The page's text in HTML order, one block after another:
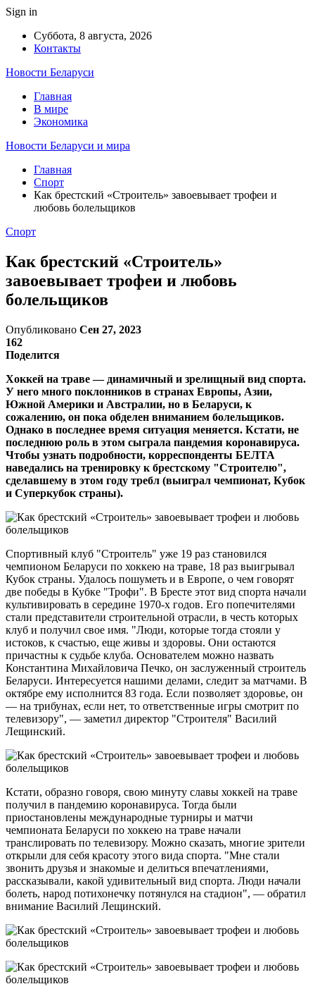
Sign in
Суббота, 8 августа, 2026
Контакты
Новости Беларуси
Главная
В мире
Экономика
Новости Беларуси и мира
Главная
Спорт
Как брестский «Строитель» завоевывает трофеи и
любовь болельщиков
Спорт
Как брестский «Строитель»
завоевывает трофеи и любовь
болельщиков
Опубликовано Сен 27, 2023
162
Поделится
Хоккей на траве — динамичный и зрелищный вид спорта.
У него много поклонников в странах Европы, Азии,
Южной Америки и Австралии, но в Беларуси, к
сожалению, он пока обделен вниманием болельщиков.
Однако в последнее время ситуация меняется. Кстати, не
последнюю роль в этом сыграла пандемия коронавируса.
Чтобы узнать подробности, корреспонденты БЕЛТА
наведались на тренировку к брестскому "Строителю",
сделавшему в этом году требл (выиграл чемпионат, Кубок
и Суперкубок страны).
Спортивный клуб "Строитель" уже 19 раз становился
чемпионом Беларуси по хоккею на траве, 18 раз выигрывал
Кубок страны. Удалось пошуметь и в Европе, о чем говорят
две победы в Кубке "Трофи". В Бресте этот вид спорта начали
культивировать в середине 1970-х годов. Его попечителями
стали представители строительной отрасли, в честь которых
клуб и получил свое имя. "Люди, которые тогда стояли у
истоков, к счастью, еще живы и здоровы. Они остаются
причастны к судьбе клуба. Основателем можно назвать
Константина Михайловича Печко, он заслуженный строитель
Беларуси. Интересуется нашими делами, следит за матчами. В
октябре ему исполнится 83 года. Если позволяет здоровье, он
— на трибунах, если нет, то ответственные игры смотрит по
телевизору", — заметил директор "Строителя" Василий
Лещинский.
Кстати, образно говоря, свою минуту славы хоккей на траве
получил в пандемию коронавируса. Тогда были
приостановлены международные турниры и матчи
чемпионата Беларуси по хоккею на траве начали
транслировать по телевизору. Можно сказать, многие зрители
открыли для себя красоту этого вида спорта. "Мне стали
звонить друзья и знакомые и делиться впечатлениями,
рассказывали, какой удивительный вид спорта. Люди начали
болеть, народ потихонечку потянулся на стадион", — обратил
внимание Василий Лещинский.